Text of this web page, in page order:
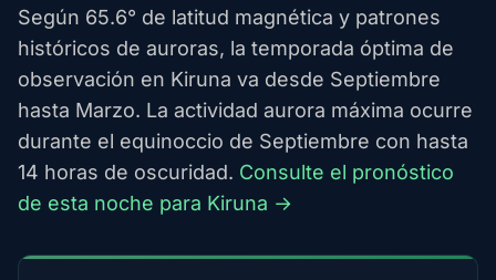
Según 65.6° de latitud magnética y patrones
históricos de auroras, la temporada óptima de
observación en Kiruna va desde Septiembre
hasta Marzo. La actividad aurora máxima ocurre
durante el equinoccio de Septiembre con hasta
14 horas de oscuridad. Consulte el pronóstico
de esta noche para Kiruna →